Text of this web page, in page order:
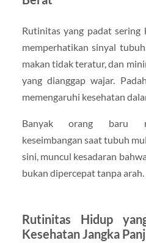
Rutinitas yang padat sering
memperhatikan sinyal
makan tidak teratur, dan
yang dianggap wajar.
memengaruhi kesehatan
Banyak orang baru
keseimbangan saat tubuh
sini, muncul kesadaran
bukan dipercepat tanpa arah.
Rutinitas Hidup
Kesehatan Jangka